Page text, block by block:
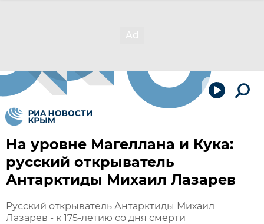
На уровне Магеллана и Кука:
русский открыватель
Антарктиды Михаил Лазарев
Русский открыватель Антарктиды Михаил
Лазарев - к 175-летию со дня смерти